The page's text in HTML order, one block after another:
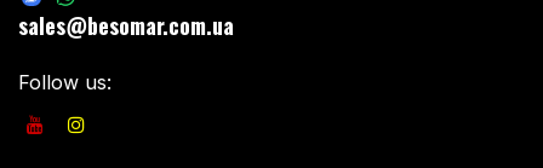
sales@besomar.com.ua
Follow us: